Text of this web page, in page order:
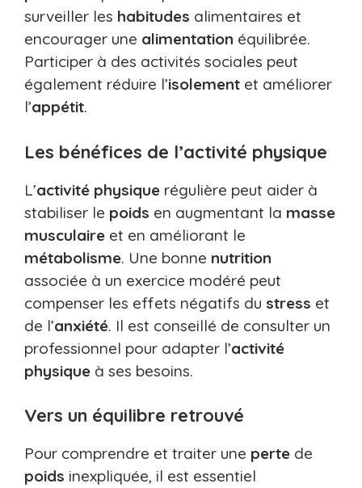
surveiller les habitudes alimentaires et
encourager une alimentation équilibrée.
Participer à des activités sociales peut
également réduire l’isolement et améliorer
l’appétit.
Les bénéfices de l’activité physique
L’activité physique régulière peut aider à
stabiliser le poids en augmentant la masse
musculaire et en améliorant le
métabolisme. Une bonne nutrition
associée à un exercice modéré peut
compenser les effets négatifs du stress et
de l’anxiété. Il est conseillé de consulter un
professionnel pour adapter l’activité
physique à ses besoins.
Vers un équilibre retrouvé
Pour comprendre et traiter une perte de
poids inexpliquée, il est essentiel